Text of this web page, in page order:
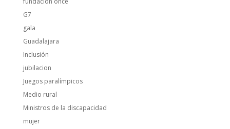
G7
gala
Guadalajara
Inclusión
jubilacion
Juegos paralímpicos
Medio rural
Ministros de la discapacidad
mujer